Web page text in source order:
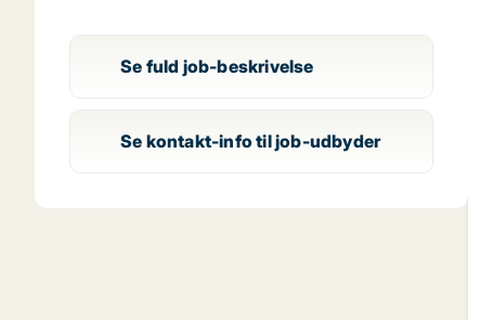
Se fuld job-beskrivelse
Se kontakt-info til job-udbyder